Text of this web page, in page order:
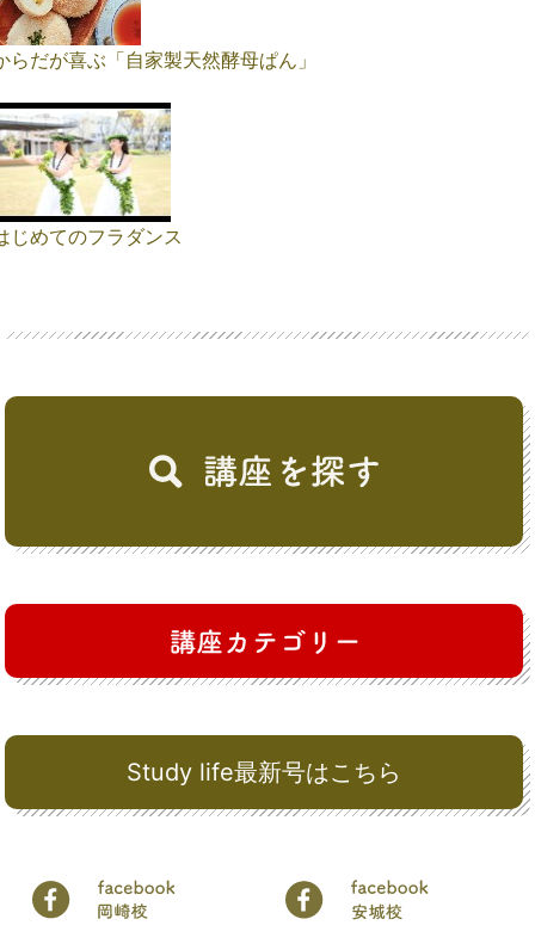
Study life最新号はこちら
らだが喜ぶ「自家製天然酵母ぱん」
じめてのフラダンス